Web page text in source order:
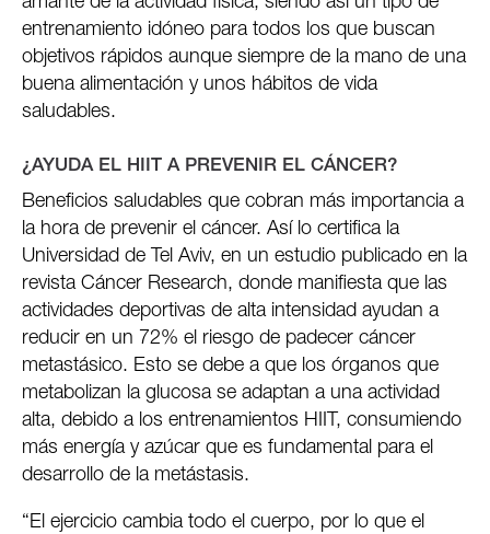
entrenamiento idóneo para todos los que buscan
objetivos rápidos aunque siempre de la mano de una
buena alimentación y unos hábitos de vida
saludables.
¿AYUDA EL HIIT A PREVENIR EL CÁNCER?
Beneficios saludables que cobran más importancia a
la hora de prevenir el cáncer. Así lo certifica la
Universidad de Tel Aviv, en un estudio publicado en la
revista Cáncer Research, donde manifiesta que las
actividades deportivas de alta intensidad ayudan a
reducir en un 72% el riesgo de padecer cáncer
metastásico. Esto se debe a que los órganos que
metabolizan la glucosa se adaptan a una actividad
alta, debido a los entrenamientos HIIT, consumiendo
más energía y azúcar que es fundamental para el
desarrollo de la metástasis.
“El ejercicio cambia todo el cuerpo, por lo que el